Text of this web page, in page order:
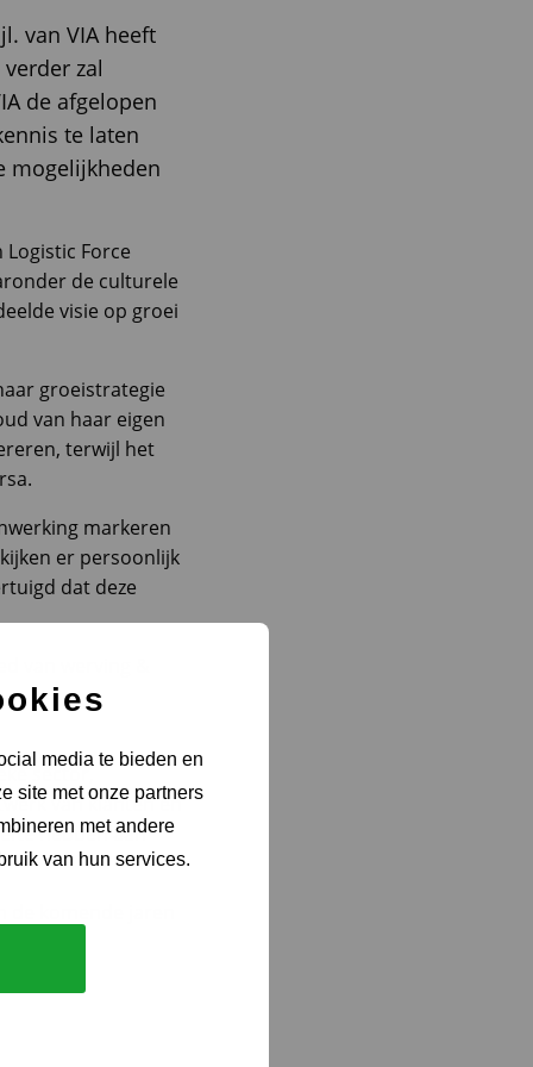
media te bieden en
site met onze partners
met andere
van hun services.
van VIA heeft
zal
de afgelopen
te laten
mogelijkheden
Force
de culturele
visie op groei
groeistrategie
van haar eigen
terwijl het
markeren
er persoonlijk
dat deze
sector,
van klanten en
hebben aan